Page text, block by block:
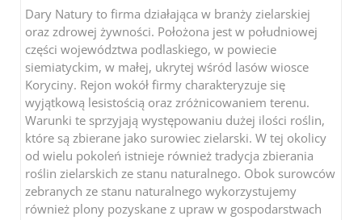
Dary Natury to firma działająca w branży zielarskiej
oraz zdrowej żywności. Położona jest w południowej
części województwa podlaskiego, w powiecie
siemiatyckim, w małej, ukrytej wśród lasów wiosce
Koryciny. Rejon wokół firmy charakteryzuje się
wyjątkową lesistością oraz zróżnicowaniem terenu.
Warunki te sprzyjają występowaniu dużej ilości roślin,
które są zbierane jako surowiec zielarski. W tej okolicy
od wielu pokoleń istnieje również tradycja zbierania
roślin zielarskich ze stanu naturalnego. Obok surowców
zebranych ze stanu naturalnego wykorzystujemy
również plony pozyskane z upraw w gospodarstwach